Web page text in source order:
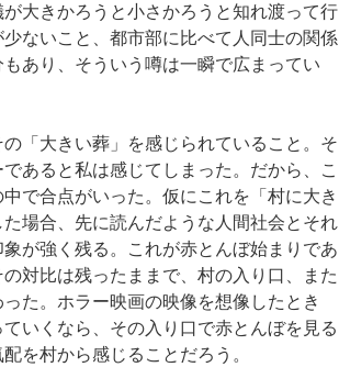
大きかろうと小さかろうと知れ渡って行
ないこと、都市部に比べて人同士の関係
あり、そういう噂は一瞬で広まってい
「大きい葬」を感じられていること。そ
あると私は感じてしまった。だから、こ
で合点がいった。仮にこれを「村に大き
場合、先に読んだような人間社会とそれ
が強く残る。これが赤とんぼ始まりであ
対比は残ったままで、村の入り口、また
た。ホラー映画の映像を想像したとき
いくなら、その入り口で赤とんぼを見る
を村から感じることだろう。